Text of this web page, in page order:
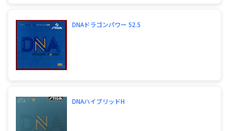
DNAドラゴンパワー 52.5
DNAハイブリッドH